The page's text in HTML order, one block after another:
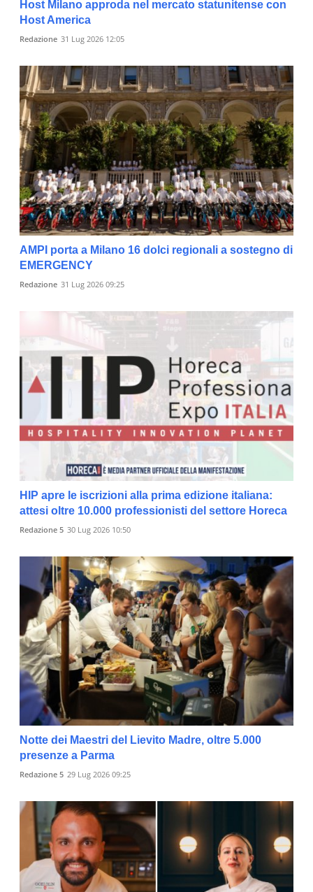
Host Milano approda nel mercato statunitense con
Host America
Redazione 31 Lug 2026 12:05
AMPI porta a Milano 16 dolci regionali a sostegno di
EMERGENCY
Redazione 31 Lug 2026 09:25
HIP apre le iscrizioni alla prima edizione italiana:
attesi oltre 10.000 professionisti del settore Horeca
Redazione 5 30 Lug 2026 10:50
Notte dei Maestri del Lievito Madre, oltre 5.000
presenze a Parma
Redazione 5 29 Lug 2026 09:25